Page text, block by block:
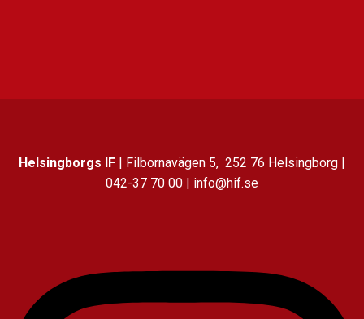
Helsingborgs IF | Filbornavägen 5, 252 76 Helsingborg |
042-37 70 00 | info@hif.se